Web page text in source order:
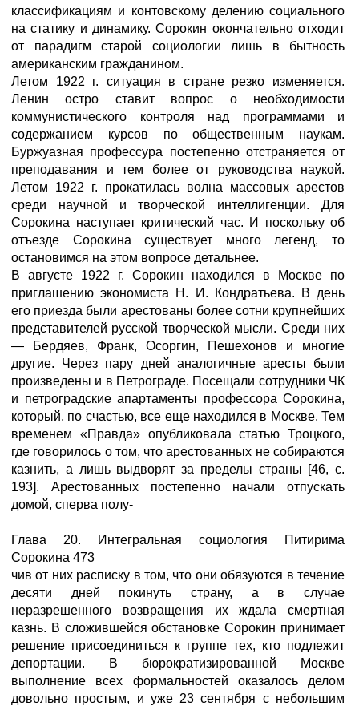
классификациям и контовскому делению социального
на статику и динамику. Сорокин окончательно отходит
от парадигм старой социологии лишь в бытность
американским гражданином.
Летом 1922 г. ситуация в стране резко изменяется.
Ленин остро ставит вопрос о необходимости
коммунистического контроля над программами и
содержанием курсов по общественным наукам.
Буржуазная профессура постепенно отстраняется от
преподавания и тем более от руководства наукой.
Летом 1922 г. прокатилась волна массовых арестов
среди научной и творческой интеллигенции. Для
Сорокина наступает критический час. И поскольку об
отъезде Сорокина существует много легенд, то
остановимся на этом вопросе детальнее.
В августе 1922 г. Сорокин находился в Москве по
приглашению экономиста Н. И. Кондратьева. В день
его приезда были арестованы более сотни крупнейших
представителей русской творческой мысли. Среди них
— Бердяев, Франк, Осоргин, Пешехонов и многие
другие. Через пару дней аналогичные аресты были
произведены и в Петрограде. Посещали сотрудники ЧК
и петроградские апартаменты профессора Сорокина,
который, по счастью, все еще находился в Москве. Тем
временем «Правда» опубликовала статью Троцкого,
где говорилось о том, что арестованных не собираются
казнить, а лишь выдворят за пределы страны [46, с.
193]. Арестованных постепенно начали отпускать
домой, сперва полу-
Глава 20. Интегральная социология Питирима
Сорокина 473
чив от них расписку в том, что они обязуются в течение
десяти дней покинуть страну, а в случае
неразрешенного возвращения их ждала смертная
казнь. В сложившейся обстановке Сорокин принимает
решение присоединиться к группе тех, кто подлежит
депортации. В бюрократизированной Москве
выполнение всех формальностей оказалось делом
довольно простым, и уже 23 сентября с небольшим